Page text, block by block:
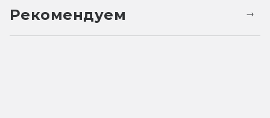
Рекомендуем